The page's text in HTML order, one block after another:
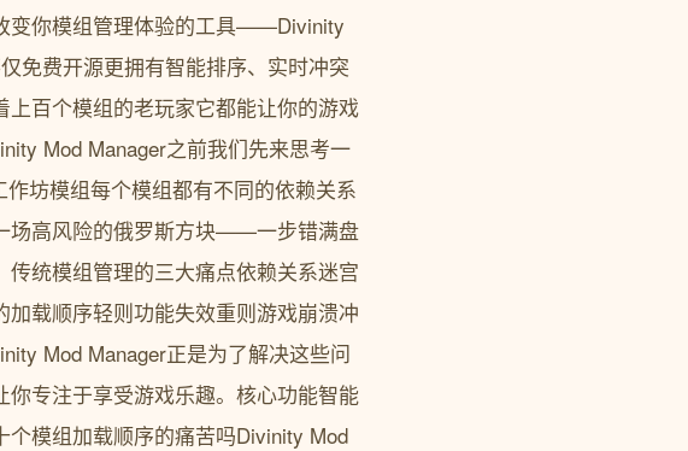
变你模组管理体验的工具——Divinity
免费开源更拥有智能排序、实时冲突
百个模组的老玩家它都能让你的游戏
Mod Manager之前我们先来思考一
坊模组每个模组都有不同的依赖关系
场高风险的俄罗斯方块——一步错满盘
统模组管理的三大痛点依赖关系迷宫
载顺序轻则功能失效重则游戏崩溃冲
Mod Manager正是为了解决这些问
专注于享受游戏乐趣。核心功能智能
模组加载顺序的痛苦吗Divinity Mod